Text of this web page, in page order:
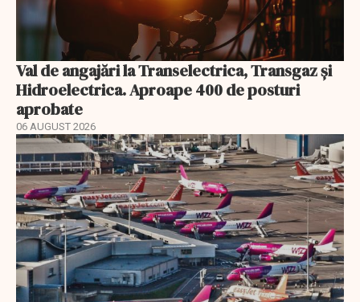
Val de angajări la Transelectrica, Transgaz și
Hidroelectrica. Aproape 400 de posturi
aprobate
06 AUGUST 2026